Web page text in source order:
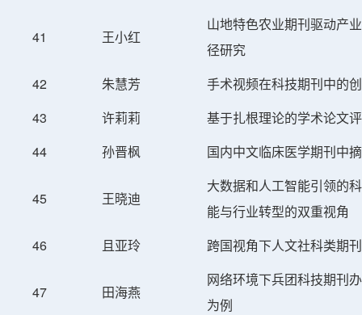
41 王小红
山地特色农业期刊驱动产
径研究
42
朱慧芳
手术视频在科技期刊中的
43
许莉莉
基于扎根理论的学术论文
44
孙晋枫 国内中文临床医学期刊中
45 王晓迪
大数据和人工智能引领的
能与行业转型的双重视角
46
且亚玲 跨国视角下人文社科类期
47 田海燕
网络环境下兵团科技期刊
为例